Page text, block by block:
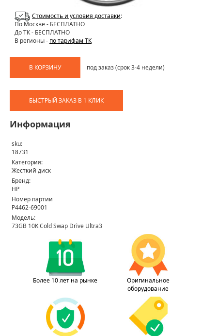
Стоимость и условия доставки:
По Москве- БЕСПЛАТНО
До ТК - БЕСПЛАТНО
В регионы - по тарифам ТК
В КОРЗИНУ под заказ (срок 3-4 недели)
БЫСТРЫЙ ЗАКАЗ В 1 КЛИК
Информация
sku:
18731
Категория:
Жесткий диск
Бренд:
HP
Номер партии
P4462-69001
Модель:
73GB 10K Cold Swap Drive Ultra3
Более 10 лет на рынке
Оригинальное
оборудование